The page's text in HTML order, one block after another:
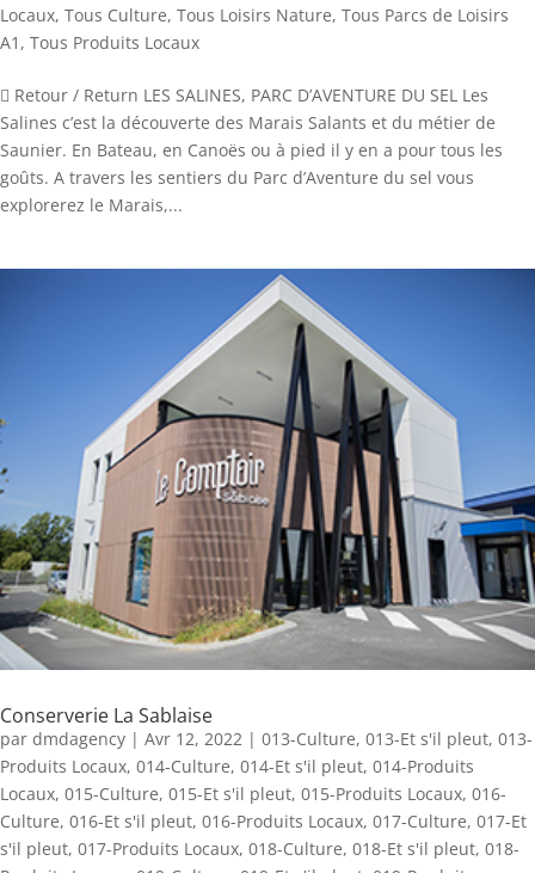
Locaux, Tous Culture, Tous Loisirs Nature, Tous Parcs de Loisirs
A1 , Tous Produits Locaux
 Retour / Return LES SALINES, PARC D’AVENTURE DU SEL Les
Salines c’est la découverte des Marais Salants et du métier de
Saunier. En Bateau, en Canoës ou à pied il y en a pour tous les
goûts. A travers les sentiers du Parc d’Aventure du sel vous
explorerez le Marais,...
Conserverie La Sablaise
par dmdagency | Avr 12, 2022 | 013-Culture, 013-Et s'il pleut, 013-
Produits Locaux, 014-Culture, 014-Et s'il pleut, 014-Produits
Locaux, 015-Culture, 015-Et s'il pleut, 015-Produits Locaux, 016-
Culture, 016-Et s'il pleut, 016-Produits Locaux, 017-Culture, 017-Et
s'il pleut, 017-Produits Locaux, 018-Culture, 018-Et s'il pleut, 018-